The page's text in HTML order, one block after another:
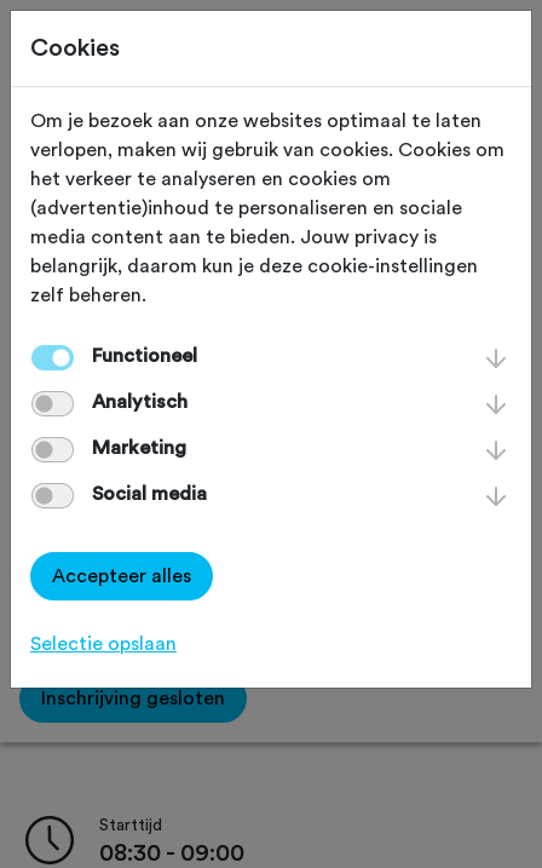
Deze tocht heeft reeds plaatsgevonden op 17-5-2026.
ZONDAG 17 MEI
Raadhuisroute 2026
Racefiets
Inschrijving gesloten
Starttijd
08:30 - 09:00
Cookies
Om je bezoek aan onze websites optimaal te laten
verlopen, maken wij gebruik van cookies. Cookies om
het verkeer te analyseren en cookies om
(advertentie)inhoud te personaliseren en sociale
media content aan te bieden. Jouw privacy is
belangrijk, daarom kun je deze cookie-instellingen
zelf beheren.
Functioneel
Analytisch
Marketing
Social media
Accepteer alles
Selectie opslaan